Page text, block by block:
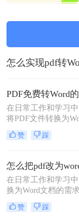
在日常工作和学习
将PDF文件转换为
编辑和修改。那么怎
word呢？本文将介
赞 踩
在日常工作和学习
换为Word文档的需
是为了编辑内容、
他工具兼容，掌握几
赞 踩